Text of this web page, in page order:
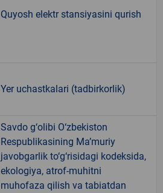
Quyosh elektr stansiyasini qurish
Yer uchastkalari (tadbirkorlik)
Savdo g‘olibi O‘zbekiston
Respublikasining Ma’muriy
javobgarlik to‘g‘risidagi kodeksida,
ekologiya, atrof-muhitni
muhofaza qilish va tabiatdan